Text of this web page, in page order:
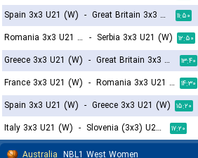
Spain 3x3 U21 (W) - Great Britain 3x3 U21 (W) ۱۱:۵۰
Romania 3x3 U21 (W) - Serbia 3x3 U21 (W) ۱۲:۵۰
Greece 3x3 U21 (W) - Great Britain 3x3 U21 (W) ۱۳:۴۰
France 3x3 U21 (W) - Romania 3x3 U21 (W) ۱۴:۳۰
Spain 3x3 U21 (W) - Greece 3x3 U21 (W) ۱۵:۲۰
Italy 3x3 U21 (W) - Slovenia (3x3) U21 (W) ۱۷:۲۰
Australia NBL1 West Women